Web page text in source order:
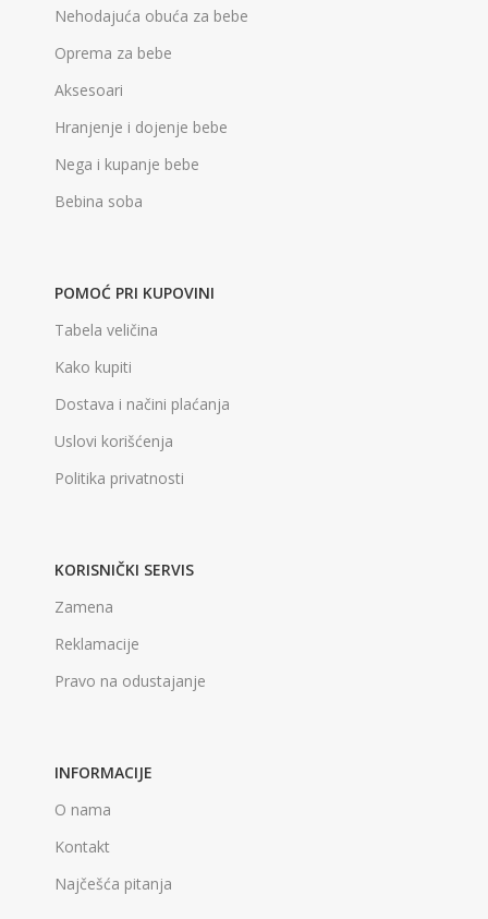
Nehodajuća obuća za bebe
Oprema za bebe
Aksesoari
Hranjenje i dojenje bebe
Nega i kupanje bebe
Bebina soba
POMOĆ PRI KUPOVINI
Tabela veličina
Kako kupiti
Dostava i načini plaćanja
Uslovi korišćenja
Politika privatnosti
KORISNIČKI SERVIS
Zamena
Reklamacije
Pravo na odustajanje
INFORMACIJE
O nama
Kontakt
Najčešća pitanja